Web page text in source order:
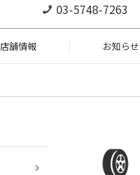
03-5748-7263
店舗情報 お知らせ